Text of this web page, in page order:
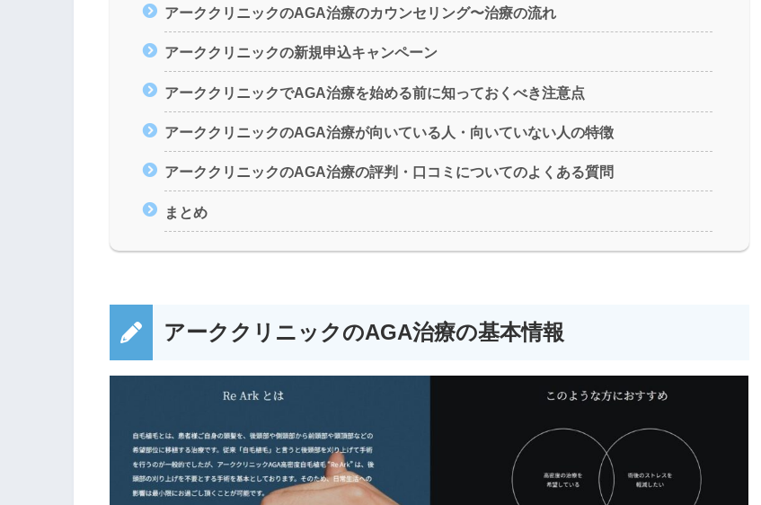
アーククリニックのAGA治療のカウンセリング〜治療の流れ
アーククリニックの新規申込キャンペーン
アーククリニックでAGA治療を始める前に知っておくべき注意点
アーククリニックのAGA治療が向いている人・向いていない人の特徴
アーククリニックのAGA治療の評判・口コミについてのよくある質問
まとめ
アーククリニックのAGA治療の基本情報